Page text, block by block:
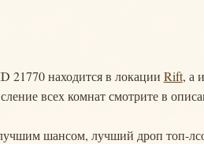
21770 находится в локации Rift, а
всех комнат смотрите в
шансом, лучший дроп топ-